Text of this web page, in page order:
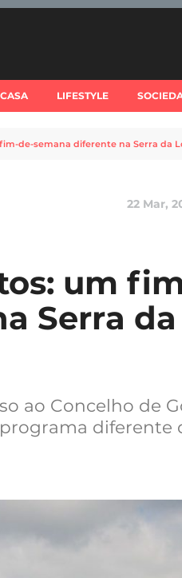
CASA LIFESTYLE
de-semana diferente na Serra da
22 Mar,
um
Serra da
ao Concelho de
programa diferente